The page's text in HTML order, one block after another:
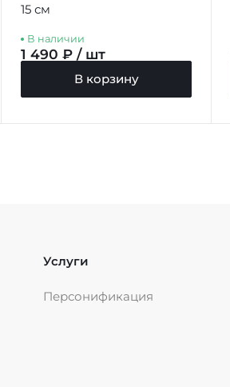
15 см
В наличии
1 490 ₽ / шт
В корзину
Услуги
Персонификация